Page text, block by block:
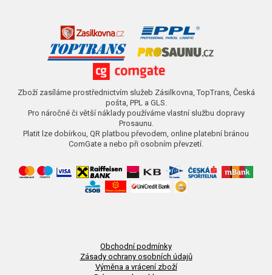
Zboží zasíláme prostřednictvím služeb Zásilkovna, TopTrans, Česká
pošta, PPL a GLS.
Pro náročné či větší náklady používáme vlastní službu dopravy
Prosaunu.
Platit lze dobírkou, QR platbou převodem, online platební bránou
ComGate a nebo při osobním převzetí.
Obchodní podmínky
Zásady ochrany osobních údajů
Výměna a vrácení zboží